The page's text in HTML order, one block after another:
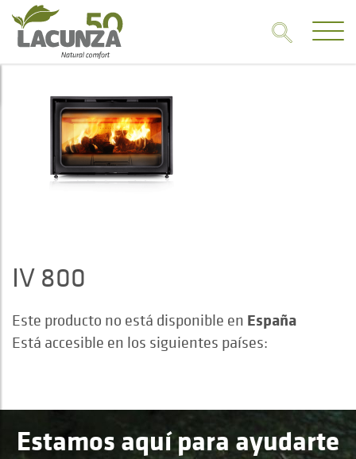
IV 800
Este producto no está disponible en España
Está accesible en los siguientes países:
Estamos aquí para ayudarte